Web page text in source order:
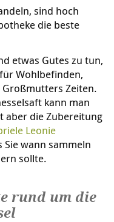
sind hoch
die beste
etwas Gutes zu tun,
Wohlbefinden,
Zeiten.
kann man
aber die Zubereitung
Leonie
Sie wann sammeln
sollte.
rund um die